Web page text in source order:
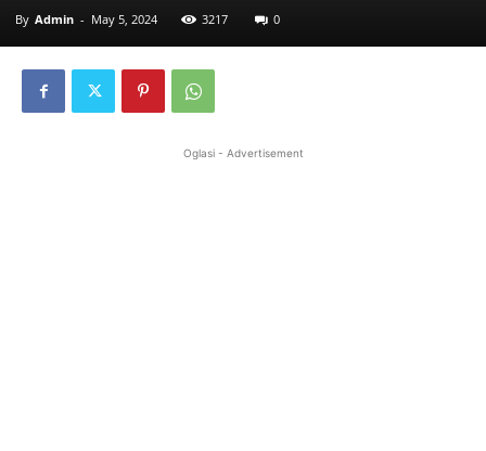
By Admin - May 5, 2024 3217 0
Oglasi - Advertisement